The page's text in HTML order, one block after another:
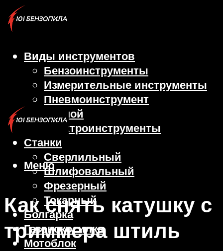
Виды инструментов
Бензоинструменты
Измерительные инструменты
Пневмоинструмент
Ручной
Электроинструменты
Станки
Сверлильный
Шлифовальный
Фрезерный
Токарный
Болгарка
Газонокосилка
Мотоблок
Меню
Как снять катушку с
триммера штиль